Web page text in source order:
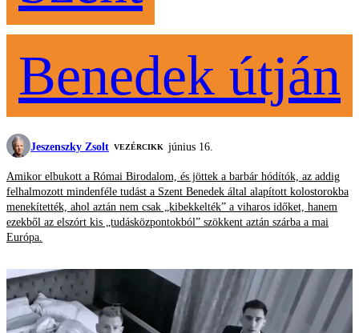
Benedek útján
Jeszenszky Zsolt VEZÉRCIKK június 16.
Amikor elbukott a Római Birodalom, és jöttek a barbár hódítók, az addig
felhalmozott mindenféle tudást a Szent Benedek által alapított kolostorokba
menekítették, ahol aztán nem csak „kibekkelték” a viharos időket, hanem
ezekből az elszórt kis „tudásközpontokból” szökkent aztán szárba a mai
Európa.